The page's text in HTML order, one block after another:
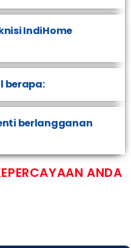
IndiHome
berapa:
berlangganan
ANDA